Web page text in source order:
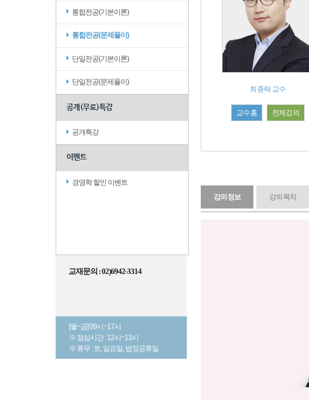
통합전공(기본이론)
통합전공(문제풀이)
단일전공(기본이론)
단일전공(문제풀이)
공개(무료)특강
공개특강
이벤트
경영학 할인 이벤트
교재문의 : 02)6942-3314
[월~금] 09시~17시
※ 점심시간 : 12시~13시
※ 휴무 : 토, 일요일, 법정공휴일
최중락 교수
교수홈 전체강의
강의정보 강의목차